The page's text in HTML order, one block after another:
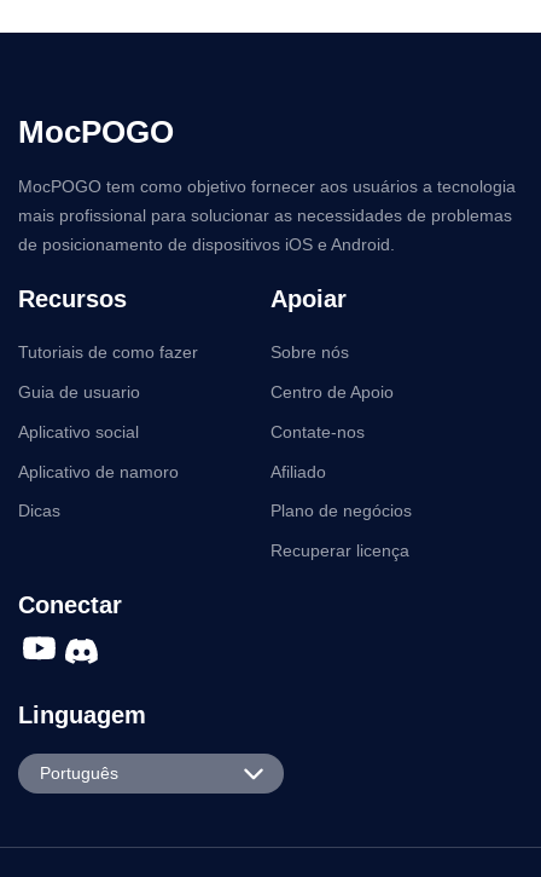
MocPOGO
MocPOGO tem como objetivo fornecer aos usuários a tecnologia
mais profissional para solucionar as necessidades de problemas
de posicionamento de dispositivos iOS e Android.
Recursos
Tutoriais de como fazer
Guia de usuario
Aplicativo social
Aplicativo de namoro
Dicas
Apoiar
Sobre nós
Centro de Apoio
Contate-nos
Afiliado
Plano de negócios
Recuperar licença
Conectar
Linguagem
PortuguêsEnglish
Português